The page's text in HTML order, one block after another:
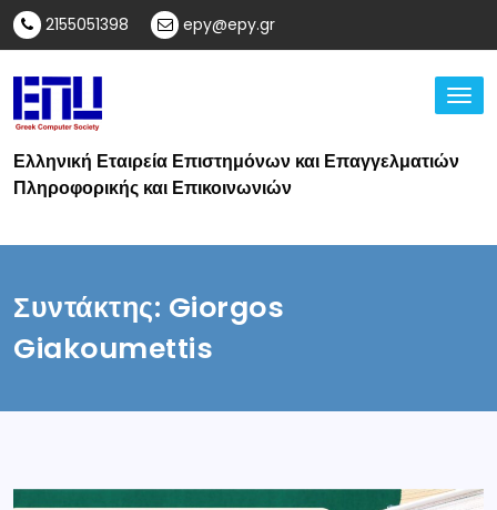
2155051398 epy@epy.gr
Ελληνική Εταιρεία Επιστημόνων και Επαγγελματιών
Πληροφορικής και Επικοινωνιών
Συντάκτης: Giorgos
Giakoumettis